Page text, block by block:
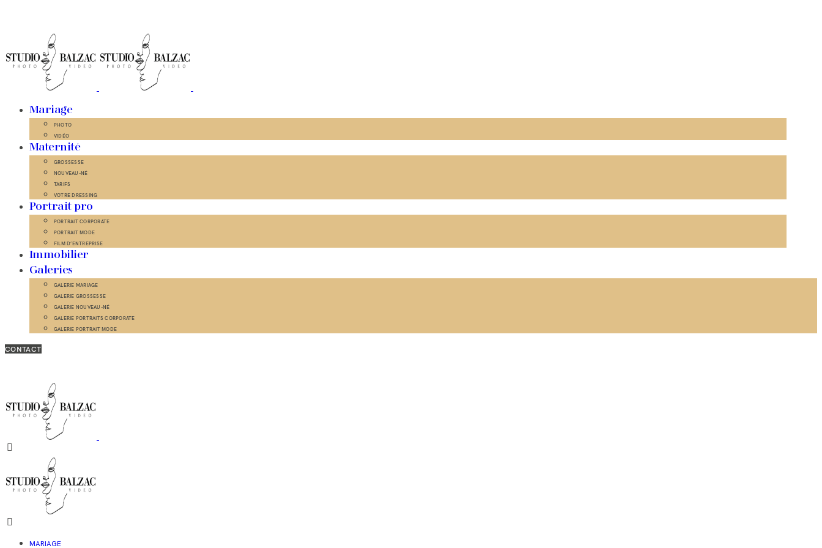
Mariage
PHOTO
VIDÉO
Maternité
GROSSESSE
NOUVEAU-NÉ
TARIFS
VOTRE DRESSING
Portrait pro
PORTRAIT CORPORATE
PORTRAIT MODE
FILM D’ENTREPRISE
Immobilier
Galeries
GALERIE MARIAGE
GALERIE GROSSESSE
GALERIE NOUVEAU-NÉ
GALERIE PORTRAITS CORPORATE
GALERIE PORTRAIT MODE
CONTACT
MARIAGE